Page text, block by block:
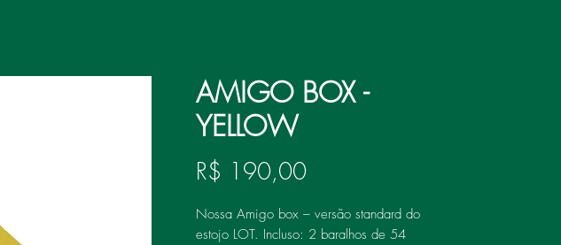
AMIGO BOX -
YELLOW
R$ 190,00Preço
Nossa Amigo box – versão standard do
estojo LOT. Incluso: 2 baralhos de 54